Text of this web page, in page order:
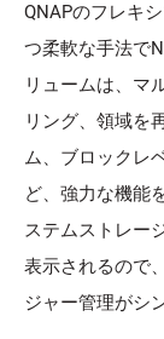
QNAPのフレキ
つ柔軟な手法で
リュームは、マ
リング、領域を
ム、ブロックレ
ど、強力な機能
ステムストレー
表示されるので
ジャー管理がシ